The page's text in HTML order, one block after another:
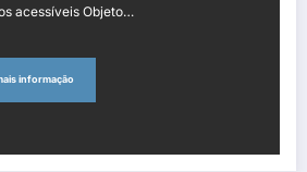
acessíveis Objeto…
informação